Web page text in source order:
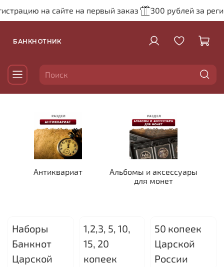
на сайте на первый заказ 300 рублей за
БАНКНОТНИК
Антиквариат
Альбомы и аксессуары
для монет
Наборы
Банкнот
Царской
1,2,3, 5, 10,
15, 20
копеек
50 копеек
Царской
России